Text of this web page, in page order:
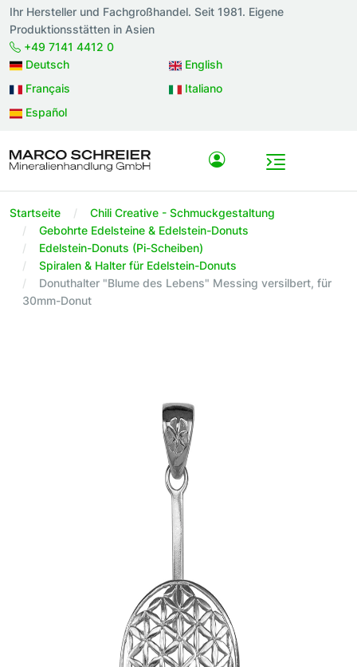
Ihr Hersteller und Fachgroßhandel. Seit 1981. Eigene
Produktionsstätten in Asien
+49 7141 4412 0
Deutsch
English
Français
Italiano
Español
Startseite
Chili Creative - Schmuckgestaltung
Gebohrte Edelsteine & Edelstein-Donuts
Edelstein-Donuts (Pi-Scheiben)
Spiralen & Halter für Edelstein-Donuts
Donuthalter "Blume des Lebens" Messing versilbert, für
30mm-Donut